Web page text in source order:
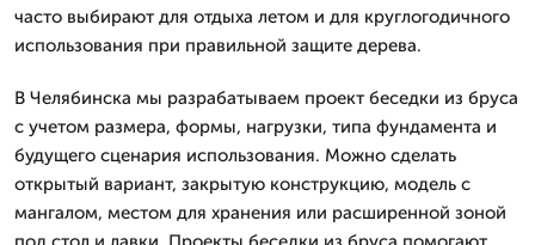
часто выбирают для отдыха летом и для круглогодичного
использования при правильной защите дерева.
В Челябинска мы разрабатываем проект беседки из бруса
с учетом размера, формы, нагрузки, типа фундамента и
будущего сценария использования. Можно сделать
открытый вариант, закрытую конструкцию, модель с
мангалом, местом для хранения или расширенной зоной